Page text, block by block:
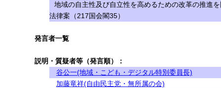
地域の自主性及び自立性を高めるための改革の推進
法律案（217国会閣35）
発言者一覧
説明・質疑者等（発言順）：
谷公一(地域・こども・デジタル特別委員長)
加藤竜祥(自由民主党・無所属の会)